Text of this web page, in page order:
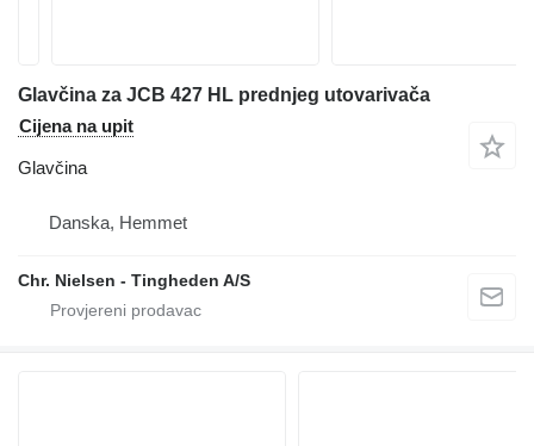
Glavčina za JCB 427 HL prednjeg utovarivača
Cijena na upit
Glavčina
Danska, Hemmet
Chr. Nielsen - Tingheden A/S